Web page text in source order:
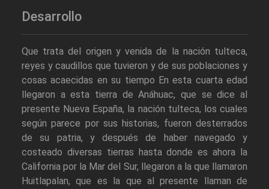
Desarrollo
Que trata del origen y venida de la nación tulteca,
reyes y caudillos que tuvieron y de sus poblaciones y
cosas acaecidas en su tiempo En esta cuarta edad
llegaron a esta tierra de Anáhuac, que se dice al
presente Nueva España, la nación tulteca, los cuales
según parece por sus historias, fueron desterrados
de su patria, y después de haber navegado y
costeado diversas tierras hasta donde es ahora la
California por la Mar del Sur, llegaron a la que llamaron
Huitlapalan, que es la que al presente llaman de